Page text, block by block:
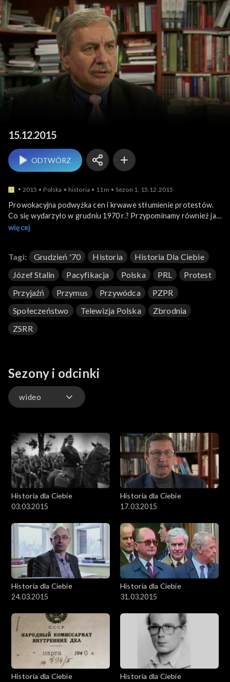
Historia dla Ciebie
15.12.2015
ODTWÓRZ
2015 Polska historia 11m Sezon 1, 15.12.2015
Prowokacyjna podwyżka cen i krwawe stłumienie protestów.
Co się wydarzyło w grudniu 1970 r.? Przypominamy również jak
skończyła powstała z woli Józefa Stalina, rządząca Polską
więcej
Tagi: Grudzień '70 Historia
Historia Dla Ciebie
Józef Stalin
Pacyfikacja Polska PRL
Protest
Przyjaźń
Przymus Przywódca
PZPR
Społeczeństwo
Telewizja Polska
Zbrodnia
ZSRR
Sezony i odcinki
wideo
Historia dla Ciebie
03.03.2015
Historia dla Ciebie
17.03.2015
Historia dla Ciebie
24.03.2015
Historia dla Ciebie
31.03.2015
Historia dla Ciebie
Historia dla Ciebie